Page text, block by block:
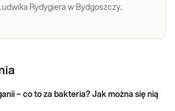
Rydygiera w Bydgoszczy.
– co to za bakteria? Jak można się nią